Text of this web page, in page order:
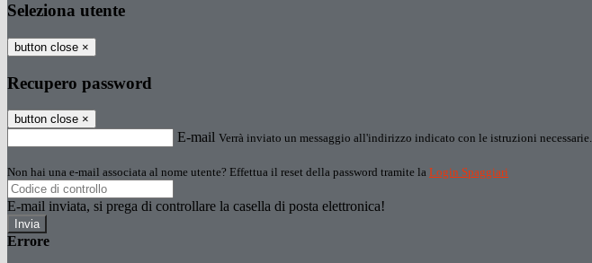
Seleziona utente
button close ×
Recupero password
button close ×
E-mail Verrà inviato un messaggio all'indirizzo indicato con le istruzioni necessarie.
Non hai una e-mail associata al nome utente? Effettua il reset della password tramite la Login Spaggiari
E-mail inviata, si prega di controllare la casella di posta elettronica!
Errore